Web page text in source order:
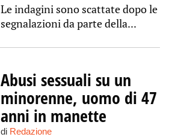
Le indagini sono scattate dopo le
segnalazioni da parte della...
Abusi sessuali su un
minorenne, uomo di 47
anni in manette
di Redazione